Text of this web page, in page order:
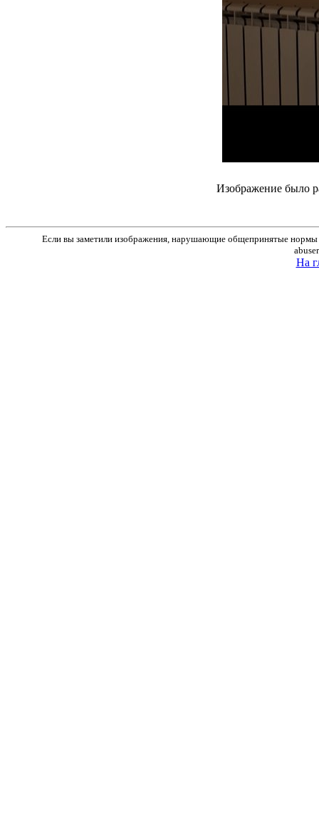
Изображение было
Если вы заметили изображения, нарушающие общепринятые нормы
На